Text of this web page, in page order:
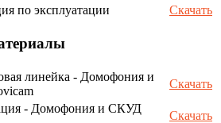
по эксплуатации Скачать
линейка - Домофония и
Скачать
- Домофония и СКУД
Скачать